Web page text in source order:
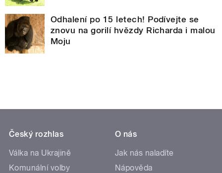
Odhalení po 15 letech! Podívejte se
znovu na gorilí hvězdy Richarda i malou
Moju
Český rozhlas
Válka na Ukrajině
Komunální volby
O nás
Jak nás naladíte
Nápověda